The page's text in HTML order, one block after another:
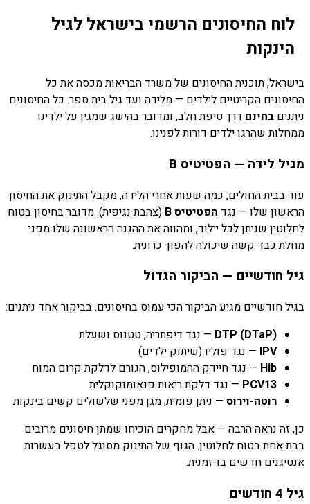
לוח החיסונים הרשמי בישראל לגיל
הינקות
בישראל, תוכנית החיסונים של משרד הבריאות מכסה את כל
החיסונים הקריטיים לילדים — מלידה ועד גיל בית ספר. כל החיסונים
ניתנים בחינם דרך טיפת חלב, ומדובר בהישג שמגין על ילדינו
ממחלות שהרגו ילדים דורות לפנינו.
מגיל לידה — הפטיטיס B
עוד בבית החולים, כמה שעות אחרי הלידה, מקבל התינוק את החיסון
הראשון שלו — נגד הפטיטיס B
(צהבת נגיפית). מדובר בחיסון בטוח
לחלוטין שניתן לכל יילוד, ומהווה את ההגנה הראשונה שלו מפני
מחלת כבד קשה שיכולה להפוך כרונית.
גיל חודשיים — הביקור הגדול
בגיל חודשיים מגיע הביקור הכי עמוס בחיסונים. בביקור אחד ניתנים:
DTP (DTaP) — נגד דיפתריה, טטנוס ושעלת
IPV — נגד פוליו (שיתוק ילדים)
Hib — נגד חיידק ההמופילוס, הגורם לדלקת קרום המוח
PCV13 — נגד דלקת ריאות פנאומוקוקלית
רוטה-וירוס — ניתן פומית, מגן מפני שלשולים קשים בינקות
כן, זה נראה הרבה — אבל מחקרים הוכיחו שמתן חיסונים מרובים
בבת אחת בטוח לחלוטין. הגוף של התינוק מסוגל לטפל בעשרות
אנטיגנים חדשים בו-זמנית.
גיל 4 חודשים